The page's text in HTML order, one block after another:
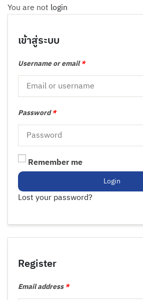
You are not login
เข้าสู่ระบบ
Username or email*
Password*
Remember me
Login
Lost your password?
Register
Email address*